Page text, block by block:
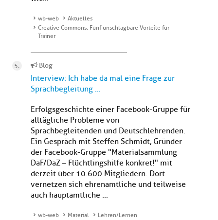
wb-web
Aktuelles
Creative Commons: Fünf unschlagbare Vorteile für
Trainer
Blog
Interview: Ich habe da mal eine Frage zur
Sprachbegleitung ...
Erfolgsgeschichte einer Facebook-Gruppe für
alltägliche Probleme von
Sprachbegleitenden und Deutschlehrenden.
Ein Gespräch mit Steffen Schmidt, Gründer
der Facebook-Gruppe "Materialsammlung
DaF/DaZ – Flüchtlingshilfe konkret!" mit
derzeit über 10.600 Mitgliedern. Dort
vernetzen sich ehrenamtliche und teilweise
auch hauptamtliche ...
wb-web Material
Lehren/Lernen